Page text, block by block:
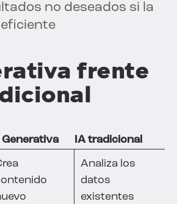
no deseados si la
frente
Generativa IA tradicional
Analiza los
datos
existentes